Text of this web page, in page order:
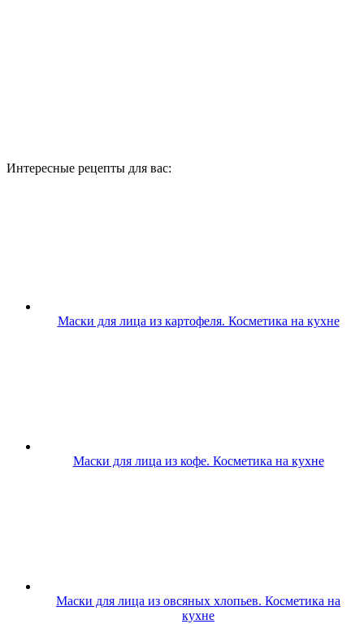
Интересные рецепты для вас:
Маски для лица из картофеля. Косметика на кухне
Маски для лица из кофе. Косметика на кухне
Маски для лица из овсяных хлопьев. Косметика на
кухне